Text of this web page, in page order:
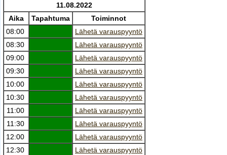
11.08.2022
Aika
Tapahtuma
Toiminnot
08:00
Lähetä varauspyyntö
08:30
Lähetä varauspyyntö
09:00
Lähetä varauspyyntö
09:30
Lähetä varauspyyntö
10:00
Lähetä varauspyyntö
10:30
Lähetä varauspyyntö
11:00
Lähetä varauspyyntö
11:30
Lähetä varauspyyntö
12:00
Lähetä varauspyyntö
12:30
Lähetä varauspyyntö